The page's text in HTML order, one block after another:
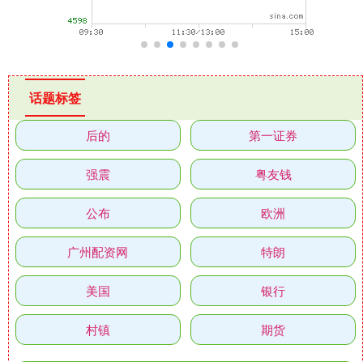
话题标签
后的 第一证券
强震 粤友钱
公布 欧洲
广州配资网 特朗
美国 银行
村镇 期货